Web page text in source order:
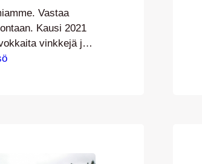
Vastaa
Kausi 2021
vinkkejä ja
Viime kausi